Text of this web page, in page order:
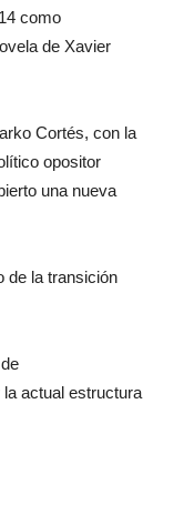
como
de Xavier
Cortés, con la
opositor
una nueva
de la transición
actual estructura